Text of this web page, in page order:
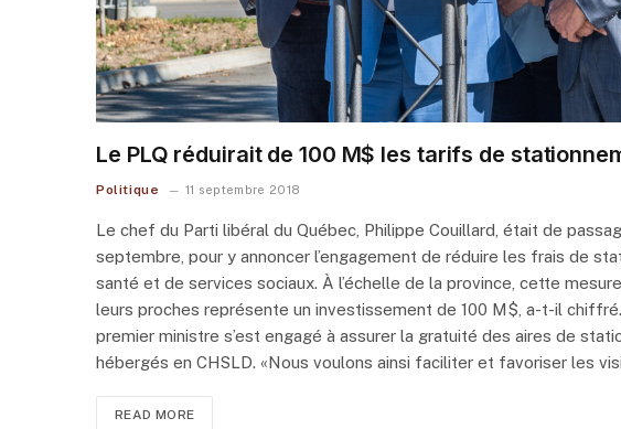
Le PLQ réduirait de 100 M$ les tarifs de
Politique 11 septembre 2018
Le chef du Parti libéral du Québec, Philippe Couillard, était de
septembre, pour y annoncer l’engagement de réduire les frais de
santé et de services sociaux. À l’échelle de la province, cette
leurs proches représente un investissement de 100 M$, a-t-il
premier ministre s’est engagé à assurer la gratuité des aires de
hébergés en CHSLD. «Nous voulons ainsi faciliter et favoriser les
READ MORE